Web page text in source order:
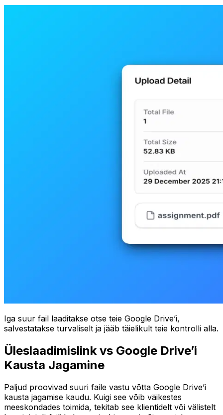
Iga suur fail laaditakse otse teie Google Drive’i,
salvestatakse turvaliselt ja jääb täielikult teie kontrolli alla.
Üleslaadimislink vs Google Drive’i
Kausta Jagamine
Paljud proovivad suuri faile vastu võtta Google Drive’i
kausta jagamise kaudu. Kuigi see võib väikestes
meeskondades toimida, tekitab see klientidelt või välistelt